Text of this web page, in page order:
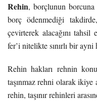
Rehin, borçlunun
borç ödenmediği
çevirterek alacağını tahsil
fer’i nitelikte sınırlı bir ayni
Rehin hakları rehnin
taşınmaz rehni olarak
rehin, taşınır rehinleri